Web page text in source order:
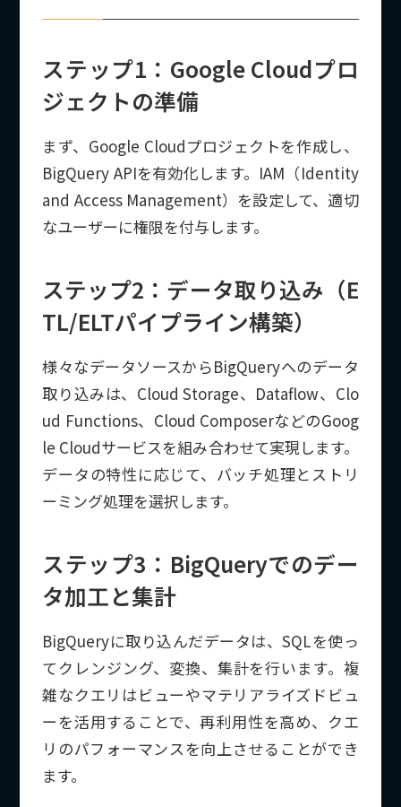
ステップ1：Google Cloudプロ
ジェクトの準備
まず、Google Cloudプロジェクトを作成し、
BigQuery APIを有効化します。IAM（Identity
and Access Management）を設定して、適切
なユーザーに権限を付与します。
ステップ2：データ取り込み（E
TL/ELTパイプライン構築）
様々なデータソースからBigQueryへのデータ
取り込みは、Cloud Storage、Dataflow、Clo
ud Functions、Cloud ComposerなどのGoog
le Cloudサービスを組み合わせて実現します。
データの特性に応じて、バッチ処理とストリ
ーミング処理を選択します。
ステップ3：BigQueryでのデー
タ加工と集計
BigQueryに取り込んだデータは、SQLを使っ
てクレンジング、変換、集計を行います。複
雑なクエリはビューやマテリアライズドビュ
ーを活用することで、再利用性を高め、クエ
リのパフォーマンスを向上させることができ
ます。